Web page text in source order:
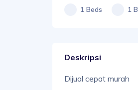
1 Beds 1
Deskripsi
Dijual cepat murah